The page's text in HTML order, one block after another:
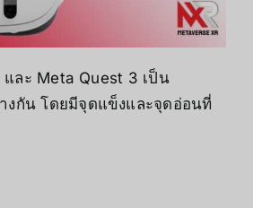
ละ Meta Quest 3 เป็น
งกัน โดยมีจุดแข็งและจุดอ่อนที่